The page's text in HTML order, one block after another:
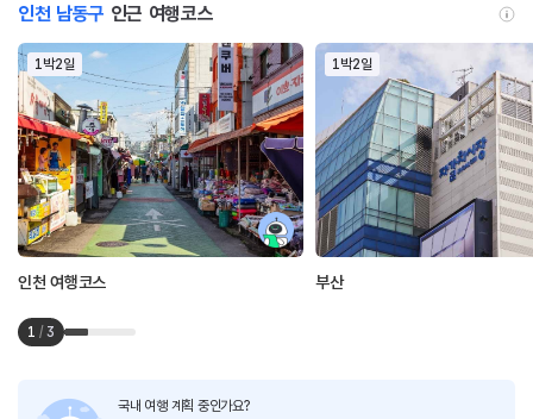
인천 남동구 인근 여행코스
1박2일
인천 여행코스
1박2일
부산
1 / 3
국내 여행 계획 중인가요?